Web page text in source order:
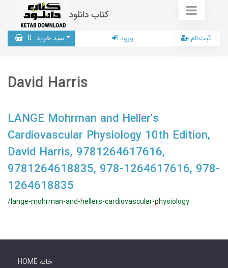
کتاب دانلود
سبد خرید 0 ورود ثبت‌نام
David Harris
LANGE Mohrman and Heller's
Cardiovascular Physiology 10th Edition,
David Harris, 9781264617616,
9781264618835, 978-1264617616, 978-
1264618835
/lange-mohrman-and-hellers-cardiovascular-physiology
HOME خانه